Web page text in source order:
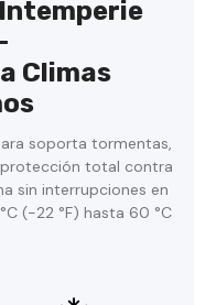
Climas
soporta tormentas,
total contra
sin interrupciones en
(-22 °F) hasta 60 °C